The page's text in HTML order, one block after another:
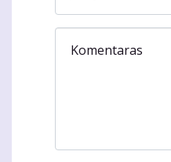
Komentaras